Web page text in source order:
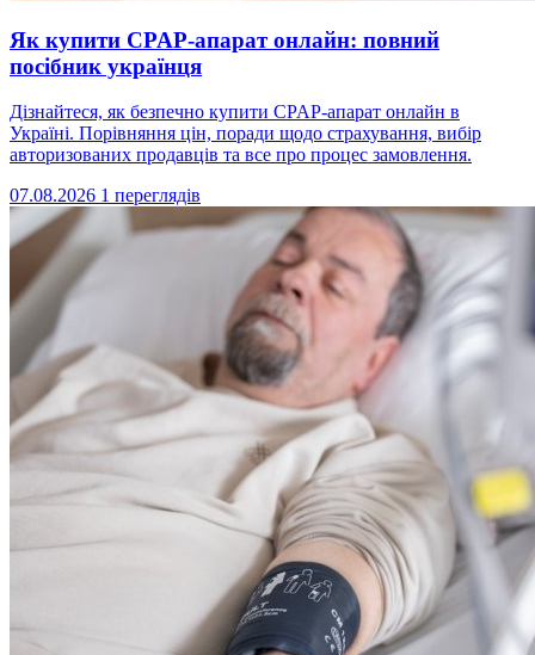
Як купити CPAP-апарат онлайн: повний
посібник українця
Дізнайтеся, як безпечно купити CPAP-апарат онлайн в
Україні. Порівняння цін, поради щодо страхування, вибір
авторизованих продавців та все про процес замовлення.
07.08.2026 1 переглядів